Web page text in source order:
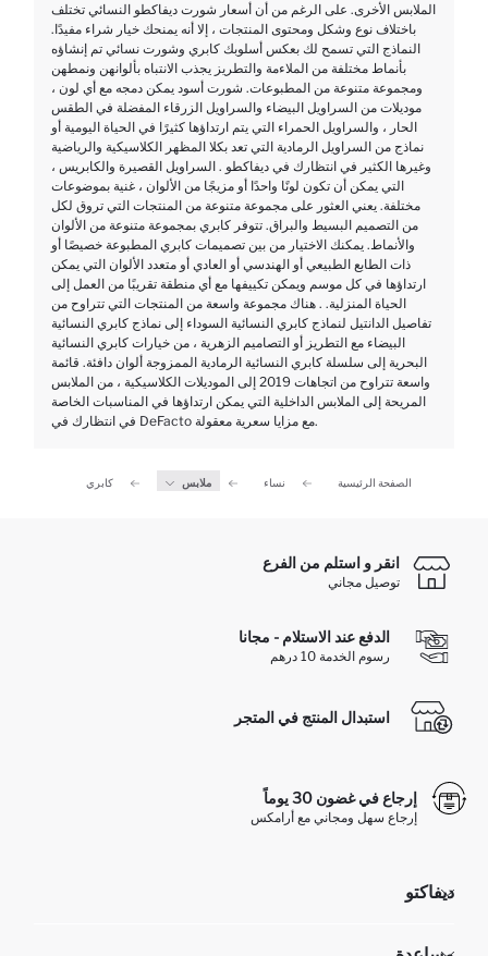
الملابس الأخرى. على الرغم من أن أسعار شورت ديفاكطو النسائي تختلف
باختلاف نوع وشكل ومحتوى المنتجات ، إلا أنه يمنحك خيار شراء مفيدًا.
النماذج التي تسمح لك بعكس أسلوبك كابري وشورت نسائي تم إنشاؤه
بأنماط مختلفة من الملاءمة والتطريز يجذب الانتباه بألوانهن ونمطهن
ومجموعة متنوعة من المطبوعات. شورت أسود يمكن دمجه مع أي لون ،
موديلات من السراويل البيضاء والسراويل الزرقاء المفضلة في الطقس
الحار ، والسراويل الحمراء التي يتم ارتداؤها كثيرًا في الحياة اليومية أو
نماذج من السراويل الرمادية التي تعد بكلا المظهر الكلاسيكية والرياضية
وغيرها الكثير في انتظارك في ديفاكطو . السراويل القصيرة والكابريس ،
التي يمكن أن تكون لونًا واحدًا أو مزيجًا من الألوان ، غنية بموضوعات
مختلفة. يعني العثور على مجموعة متنوعة من المنتجات التي تروق لكل
من التصميم البسيط والبراق. تتوفر كابري بمجموعة متنوعة من الألوان
والأنماط. يمكنك الاختيار من بين تصميمات كابري المطبوعة خصيصًا أو
ذات الطابع الطبيعي أو الهندسي أو العادي أو متعدد الألوان التي يمكن
ارتداؤها في كل موسم ويمكن تكييفها مع أي منطقة تقريبًا من العمل إلى
الحياة المنزلية. . هناك مجموعة واسعة من المنتجات التي تتراوح من
تفاصيل الدانتيل لنماذج كابري النسائية السوداء إلى نماذج كابري النسائية
البيضاء مع التطريز أو التصاميم الزهرية ، من خيارات كابري النسائية
البحرية إلى سلسلة كابري النسائية الرمادية الممزوجة ألوان دافئة. قائمة
واسعة تتراوح من اتجاهات 2019 إلى الموديلات الكلاسيكية ، من الملابس
المريحة إلى الملابس الداخلية التي يمكن ارتداؤها في المناسبات الخاصة
في انتظارك في DeFacto مع مزايا سعرية معقولة.
الصفحة الرئيسية نساء ملابس كابري
انقر و استلم من الفرع
توصيل مجاني
الدفع عند الاستلام - مجانا
رسوم الخدمة 10 درهم
استبدال المنتج في المتجر
إرجاع في غضون 30 يوماً
إرجاع سهل ومجاني مع أرامكس
ديفاكتو